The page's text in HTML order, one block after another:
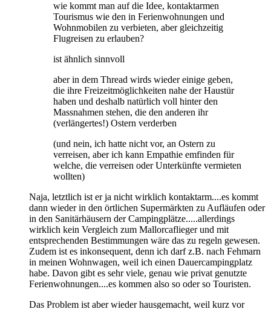
wie kommt man auf die Idee, kontaktarmen
Tourismus wie den in Ferienwohnungen und
Wohnmobilen zu verbieten, aber gleichzeitig
Flugreisen zu erlauben?
ist ähnlich sinnvoll
aber in dem Thread wirds wieder einige geben,
die ihre Freizeitmöglichkeiten nahe der Haustür
haben und deshalb natürlich voll hinter den
Massnahmen stehen, die den anderen ihr
(verlängertes!) Ostern verderben
(und nein, ich hatte nicht vor, an Ostern zu
verreisen, aber ich kann Empathie emfinden für
welche, die verreisen oder Unterkünfte vermieten
wollten)
Naja, letztlich ist er ja nicht wirklich kontaktarm....es kommt
dann wieder in den örtlichen Supermärkten zu Aufläufen oder
in den Sanitärhäusern der Campingplätze.....allerdings
wirklich kein Vergleich zum Mallorcaflieger und mit
entsprechenden Bestimmungen wäre das zu regeln gewesen.
Zudem ist es inkonsequent, denn ich darf z.B. nach Fehmarn
in meinen Wohnwagen, weil ich einen Dauercampingplatz
habe. Davon gibt es sehr viele, genau wie privat genutzte
Ferienwohnungen....es kommen also so oder so Touristen.
Das Problem ist aber wieder hausgemacht, weil kurz vor